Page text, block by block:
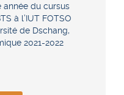
année du cursus
à l’IUT FOTSO
de Dschang,
2021-2022